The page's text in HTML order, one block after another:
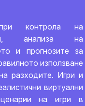
контрола на
анализа на
и прогнозите за
използване
разходите. Игри и
виртуални
на игри в